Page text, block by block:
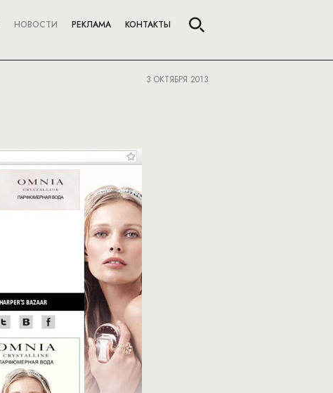
НОВОСТИ РЕКЛАМА КОНТАКТЫ
3 ОКТЯБРЯ 2013